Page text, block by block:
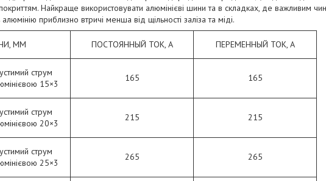
Найкраще використовувати алюмінієві шини та в складках, де важливим
приблизно втричі менша від щільності заліза та міді.
ММ ПОСТОЯННЫЙ ТОК, А ПЕРЕМЕННЫЙ ТОК, А
струм
15×3
165 165
струм
20×3
215 215
струм
25×3
265 265